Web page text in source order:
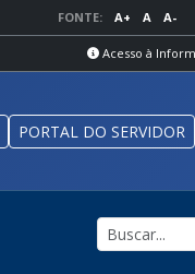
FONTE: A+ A A-
Acesso à
PORTAL DO SERVIDOR